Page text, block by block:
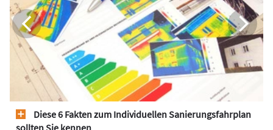
Diese 6 Fakten zum Individuellen Sanierungsfahrplan
sollten Sie kennen